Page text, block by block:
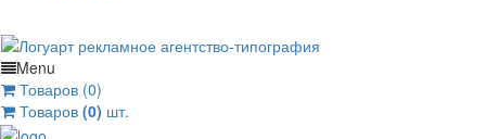
Menu
Товаров (0)
Товаров (0) шт.